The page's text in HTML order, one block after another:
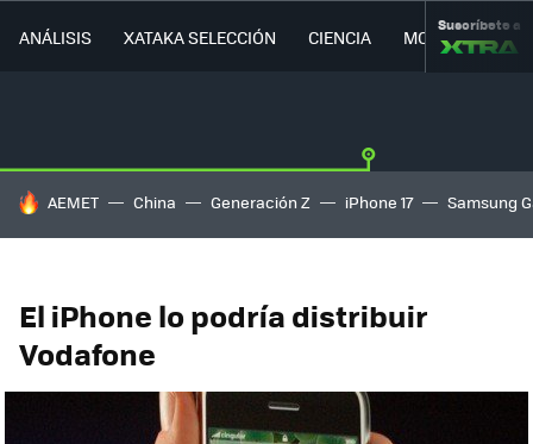
ANÁLISIS XATAKA SELECCIÓN CIENCIA MOVILIDAD
Suscríbete a
HOY SE HABLA DE
AEMET China Generación Z iPhone 17 Samsung
El iPhone lo podría distribuir
Vodafone